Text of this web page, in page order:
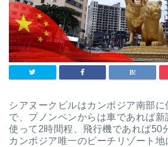
シアヌークビルはカンボジア南部
で、プノンペンからは車であれば新
使って2時間程、飛行機であれば50
カンボジア唯一のビーチリゾート地